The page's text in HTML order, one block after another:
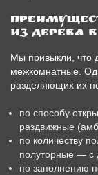
из дерева в
Мы привыкли, что
межкомнатные.
разделяющих их
по способу
раздвижные
по количеству
полуторные — с
по заполнению